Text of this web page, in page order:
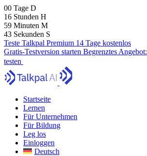
00 Tage D
16 Stunden H
59 Minuten M
41 Sekunden S
Teste Talkpal Premium 14 Tage kostenlos
Gratis-Testversion starten Begrenztes Angebot:
testen
Startseite
Lernen
Für Unternehmen
Für Bildung
Leg los
Einloggen
Deutsch